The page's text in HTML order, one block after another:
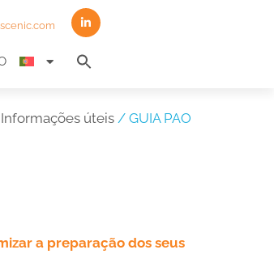
Informações úteis / GUIA PAO
a preparação dos seus